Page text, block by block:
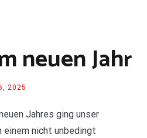
neuen Jahr
2025
Jahres ging unser
einem nicht unbedingt